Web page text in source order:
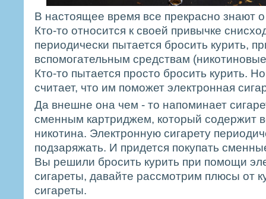
В настоящее время все прекрасно знают
Кто-то относится к своей привычке
периодически пытается бросить курить,
вспомогательным средствам
Кто-то пытается просто бросить курить.
считает, что им поможет электронная
Да внешне она чем - то напоминает
сменным картриджем, который содержит
никотина. Электронную сигарету
подзаряжать. И придется покупать
Вы решили бросить курить при помощи
сигареты, давайте рассмотрим плюсы от
сигареты.